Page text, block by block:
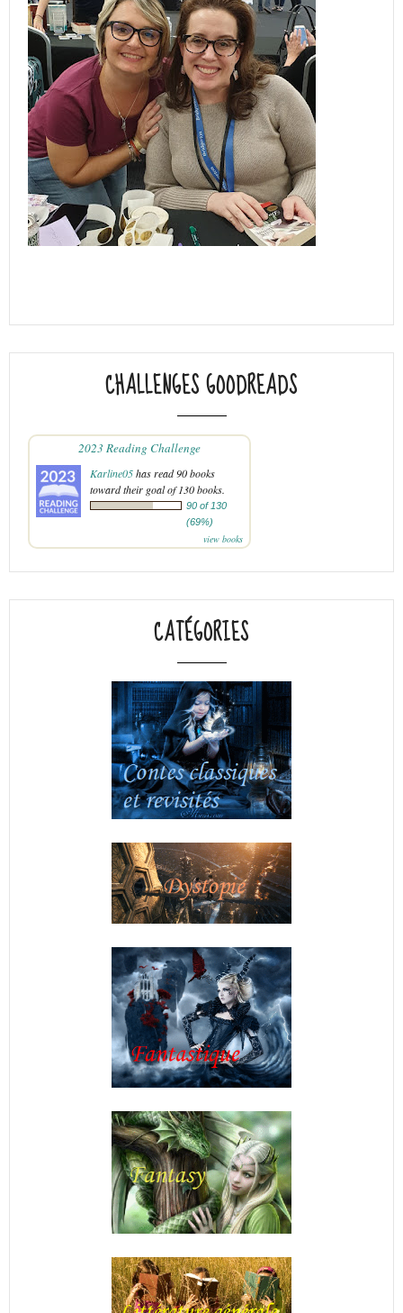
CHALLENGES GOODREADS
2023 Reading Challenge
Karline05has read 90 books
toward their goal of 130 books.
90 of 130
(69%)
view books
CATÉGORIES